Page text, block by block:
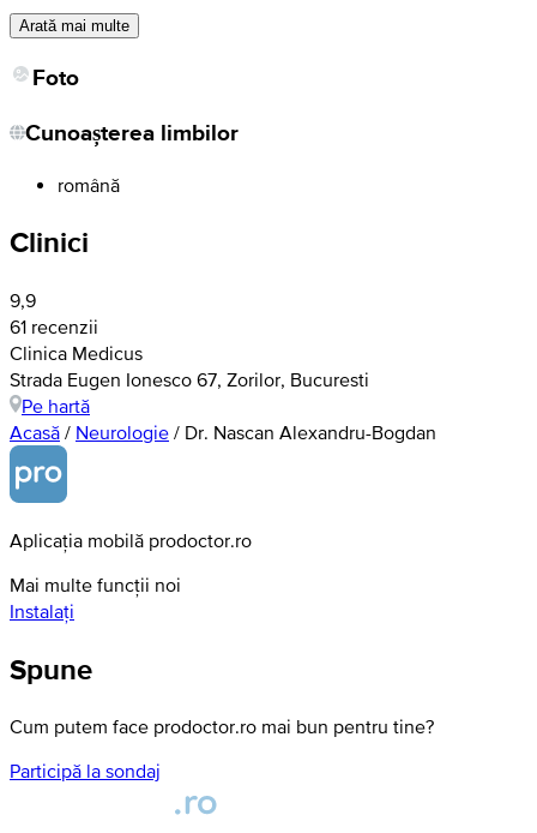
Arată mai multe
Foto
Cunoașterea limbilor
română
Clinici
9,9
61 recenzii
Clinica Medicus
Strada Eugen Ionesco 67, Zorilor, Bucuresti
Pe hartă
Acasă / Neurologie / Dr. Nascan Alexandru-Bogdan
Aplicația mobilă prodoctor.ro
Mai multe funcții noi
Instalați
Spune
Cum putem face prodoctor.ro mai bun pentru tine?
Participă la sondaj